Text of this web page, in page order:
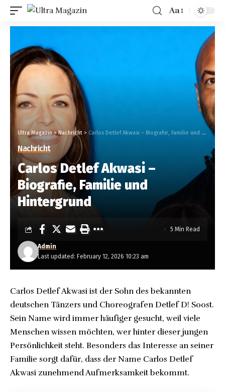
Aa
Ultra Magazin>Nachricht > Carlos Detlef Akwasi – Biografie, Familie und Hintergrund
Nachricht
Carlos Detlef Akwasi –
Biografie, Familie und
Hintergrund
Last updated: February 12, 2026 10:23 am
Admin
5 Min Read
Carlos Detlef Akwasi ist der Sohn des bekannten
deutschen Tänzers und Choreografen Detlef D! Soost.
Sein Name wird immer häufiger gesucht, weil viele
Menschen wissen möchten, wer hinter dieser jungen
Persönlichkeit steht. Besonders das Interesse an seiner
Familie sorgt dafür, dass der Name Carlos Detlef
Akwasi zunehmend Aufmerksamkeit bekommt.